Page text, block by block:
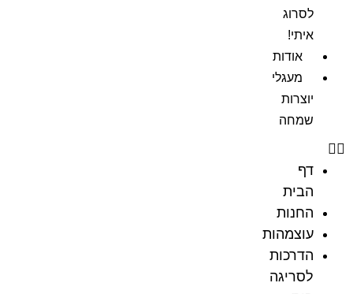
לסרוג
איתי!
אודות
מעגלי
יוצרות
שמחה
דף
הבית
החנות
עוצמהות
הדרכות
לסריגה